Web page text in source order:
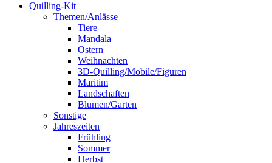
Quilling-Kit
Themen/Anlässe
Tiere
Mandala
Ostern
Weihnachten
3D-Quilling/Mobile/Figuren
Maritim
Landschaften
Blumen/Garten
Sonstige
Jahreszeiten
Frühling
Sommer
Herbst